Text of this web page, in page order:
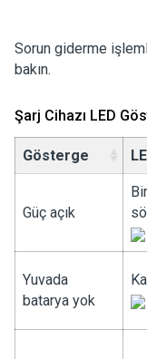
Sorun giderme
bakın.
Şarj Cihazı LED
Gösterge
Güç açık
Yuvada
batarya yok